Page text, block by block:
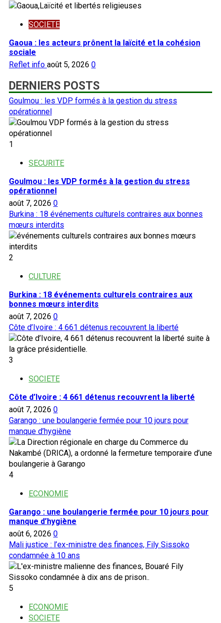
SOCIETE
Gaoua : les acteurs prônent la laïcité et la cohésion
sociale
Reflet info août 5, 2026 0
DERNIERS POSTS
Goulmou : les VDP formés à la gestion du stress
opérationnel
1
SECURITE
Goulmou : les VDP formés à la gestion du stress
opérationnel
août 7, 2026 0
Burkina : 18 événements culturels contraires aux bonnes
mœurs interdits
2
CULTURE
Burkina : 18 événements culturels contraires aux
bonnes mœurs interdits
août 7, 2026 0
Côte d’Ivoire : 4 661 détenus recouvrent la liberté
3
SOCIETE
Côte d’Ivoire : 4 661 détenus recouvrent la liberté
août 7, 2026 0
Garango : une boulangerie fermée pour 10 jours pour
manque d’hygiène
4
ECONOMIE
Garango : une boulangerie fermée pour 10 jours pour
manque d’hygiène
août 6, 2026 0
Mali justice : l’ex-ministre des finances, Fily Sissoko
condamnée à 10 ans
5
ECONOMIE
SOCIETE